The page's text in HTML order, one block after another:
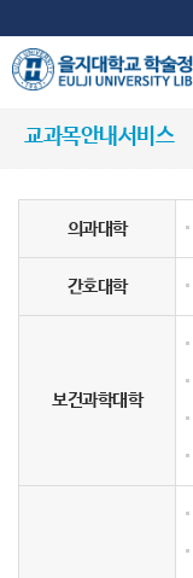
교과목안내서비스
의과대학
간호대학
보건과학대학